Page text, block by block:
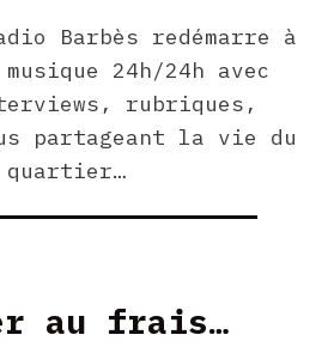
Barbès redémarre à
24h/24h avec
rubriques,
partageant la vie du
quartier…
au frais…